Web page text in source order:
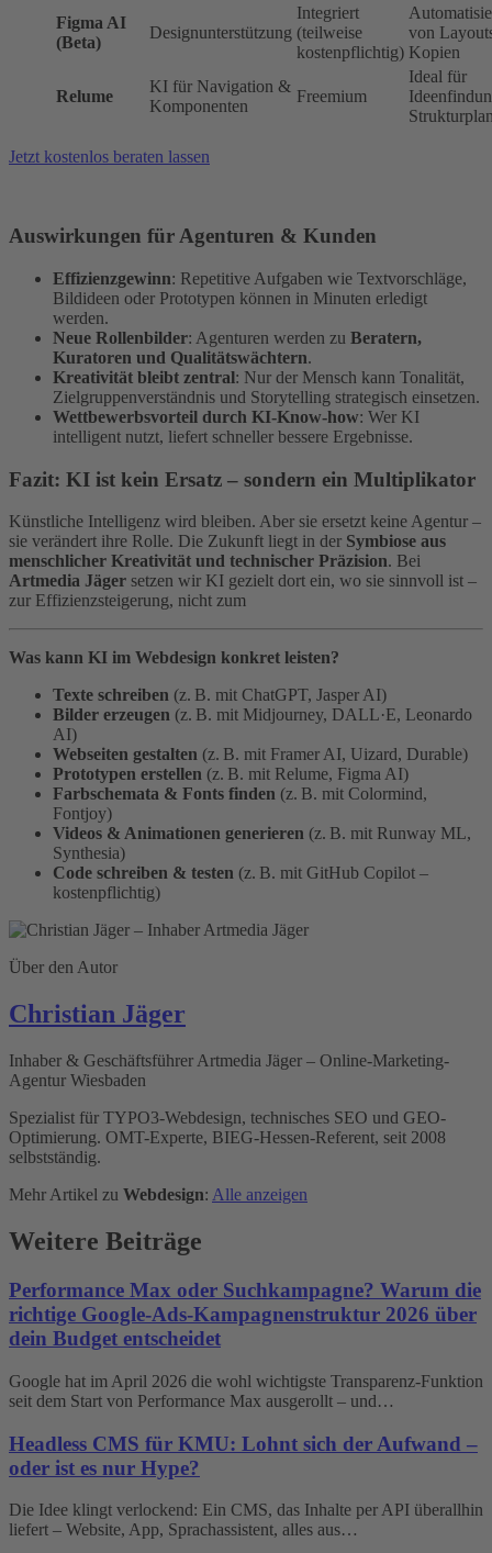
Figma AI
(Beta)
Designunterstützung
Integriert
(teilweise
kostenpflichtig)
von
Kopien
Relume
KI für Navigation &
Komponenten
Freemium
Ideal für
Jetzt kostenlos beraten lassen
Auswirkungen für Agenturen & Kunden
Effizienzgewinn: Repetitive Aufgaben wie Textvorschläge,
Bildideen oder Prototypen können in Minuten erledigt
werden.
Neue Rollenbilder: Agenturen werden zu Beratern,
Kuratoren und Qualitätswächtern.
Kreativität bleibt zentral: Nur der Mensch kann Tonalität,
Zielgruppenverständnis und Storytelling strategisch einsetzen.
Wettbewerbsvorteil durch KI-Know-how: Wer KI
intelligent nutzt, liefert schneller bessere Ergebnisse.
Fazit: KI ist kein Ersatz – sondern ein Multiplikator
Künstliche Intelligenz wird bleiben. Aber sie ersetzt keine Agentur –
sie verändert ihre Rolle. Die Zukunft liegt in der Symbiose aus
menschlicher Kreativität und technischer Präzision. Bei
Artmedia Jäger setzen wir KI gezielt dort ein, wo sie sinnvoll ist –
zur Effizienzsteigerung, nicht zum
Was kann KI im Webdesign konkret leisten?
Texte schreiben (z. B. mit ChatGPT, Jasper AI)
Bilder erzeugen (z. B. mit Midjourney, DALL·E, Leonardo
AI)
Webseiten gestalten (z. B. mit Framer AI, Uizard, Durable)
Prototypen erstellen (z. B. mit Relume, Figma AI)
Farbschemata & Fonts finden (z. B. mit Colormind,
Fontjoy)
Videos & Animationen generieren (z. B. mit Runway ML,
Synthesia)
Code schreiben & testen (z. B. mit GitHub Copilot –
kostenpflichtig)
Über den Autor
Christian Jäger
Inhaber & Geschäftsführer Artmedia Jäger – Online-Marketing-
Agentur Wiesbaden
Spezialist für TYPO3-Webdesign, technisches SEO und GEO-
Optimierung. OMT-Experte, BIEG-Hessen-Referent, seit 2008
selbstständig.
Mehr Artikel zu Webdesign: Alle anzeigen
Weitere Beiträge
Performance Max oder Suchkampagne? Warum die
richtige Google-Ads-Kampagnenstruktur 2026 über
dein Budget entscheidet
Google hat im April 2026 die wohl wichtigste Transparenz-Funktion
seit dem Start von Performance Max ausgerollt – und…
Headless CMS für KMU: Lohnt sich der Aufwand –
oder ist es nur Hype?
Die Idee klingt verlockend: Ein CMS, das Inhalte per API überallhin
liefert – Website, App, Sprachassistent, alles aus…